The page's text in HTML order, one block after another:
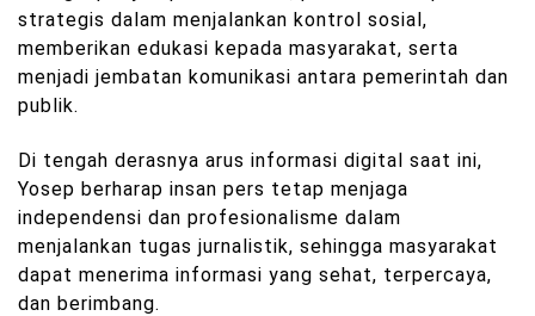
strategis dalam menjalankan kontrol sosial,
memberikan edukasi kepada masyarakat, serta
menjadi jembatan komunikasi antara pemerintah dan
publik.
Di tengah derasnya arus informasi digital saat ini,
Yosep berharap insan pers tetap menjaga
independensi dan profesionalisme dalam
menjalankan tugas jurnalistik, sehingga masyarakat
dapat menerima informasi yang sehat, terpercaya,
dan berimbang.